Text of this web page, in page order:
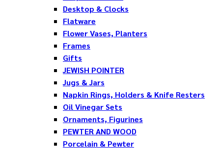
Desktop & Clocks
Flatware
Flower Vases, Planters
Frames
Gifts
JEWISH POINTER
Jugs & Jars
Napkin Rings, Holders & Knife Resters
Oil Vinegar Sets
Ornaments, Figurines
PEWTER AND WOOD
Porcelain & Pewter